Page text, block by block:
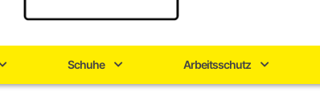
Schuhe Arbeitsschutz